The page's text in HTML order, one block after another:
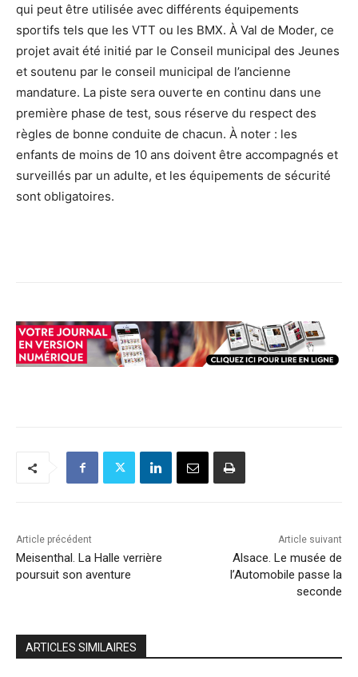
qui peut être utilisée avec différents équipements
sportifs tels que les VTT ou les BMX. À Val de Moder, ce
projet avait été initié par le Conseil municipal des Jeunes
et soutenu par le conseil municipal de l’ancienne
mandature. La piste sera ouverte en continu dans une
première phase de test, sous réserve du respect des
règles de bonne conduite de chacun. À noter : les
enfants de moins de 10 ans doivent être accompagnés et
surveillés par un adulte, et les équipements de sécurité
sont obligatoires.
Article précédent
Meisenthal. La Halle verrière
poursuit son aventure
Article suivant
Alsace. Le musée de
l’Automobile passe la
seconde
ARTICLES SIMILAIRES